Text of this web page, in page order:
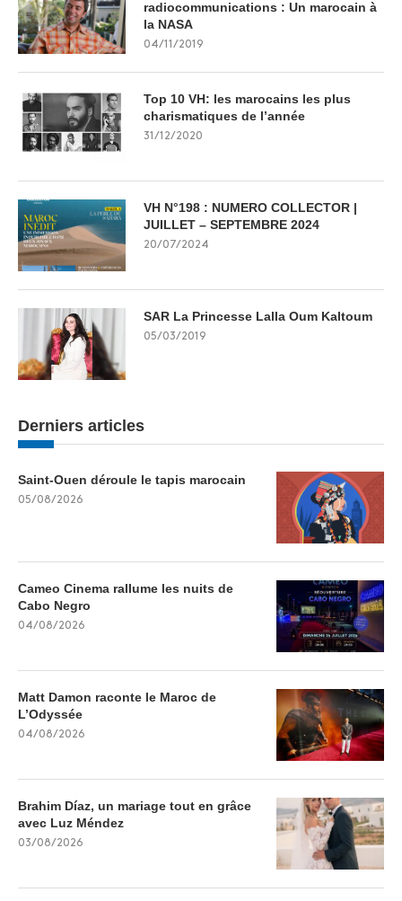
radiocommunications : Un marocain à
la NASA
04/11/2019
Top 10 VH: les marocains les plus
charismatiques de l’année
31/12/2020
VH N°198 : NUMERO COLLECTOR |
JUILLET – SEPTEMBRE 2024
20/07/2024
SAR La Princesse Lalla Oum Kaltoum
05/03/2019
Derniers articles
Saint-Ouen déroule le tapis marocain
05/08/2026
Cameo Cinema rallume les nuits de
Cabo Negro
04/08/2026
Matt Damon raconte le Maroc de
L’Odyssée
04/08/2026
Brahim Díaz, un mariage tout en grâce
avec Luz Méndez
03/08/2026